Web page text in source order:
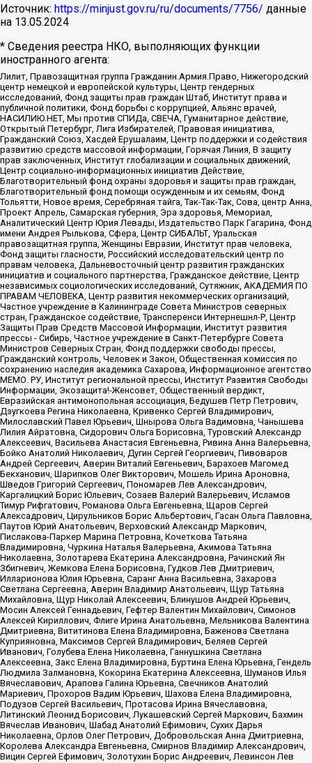
Источник: https://minjust.gov.ru/ru/documents/7756/ данные
на 13.05.2024
* Сведения реестра НКО, выполняющих функции
иностранного агента:
Лилит, Правозащитная группа Гражданин.Армия.Право, Нижегородский
центр немецкой и европейской культуры, Центр гендерных
исследований, Фонд защиты прав граждан Штаб, Институт права и
публичной политики, Фонд борьбы с коррупцией, Альянс врачей,
НАСИЛИЮ.НЕТ, Мы против СПИДа, СВЕЧА, Гуманитарное действие,
Открытый Петербург, Лига Избирателей, Правовая инициатива,
Гражданский Союз, Хасдей Ерушалаим, Центр поддержки и содействия
развитию средств массовой информации, Горячая Линия, В защиту
прав заключенных, Институт глобализации и социальных движений,
Центр социально-информационных инициатив Действие,
Благотворительный фонд охраны здоровья и защиты прав граждан,
Благотворительный фонд помощи осужденным и их семьям, Фонд
Тольятти, Новое время, Серебряная тайга, Так-Так-Так, Сова, центр Анна,
Проект Апрель, Самарская губерния, Эра здоровья, Мемориал,
Аналитический Центр Юрия Левады, Издательство Парк Гагарина, Фонд
имени Андрея Рылькова, Сфера, Центр СИБАЛЬТ, Уральская
правозащитная группа, Женщины Евразии, Институт прав человека,
Фонд защиты гласности, Российский исследовательский центр по
правам человека, Дальневосточный центр развития гражданских
инициатив и социального партнерства, Гражданское действие, Центр
независимых социологических исследований, Сутяжник, АКАДЕМИЯ ПО
ПРАВАМ ЧЕЛОВЕКА, Центр развития некоммерческих организаций,
Частное учреждение в Калининграде Совета Министров северных
стран, Гражданское содействие, Трансперенси Интернешнл-Р, Центр
Защиты Прав Средств Массовой Информации, Институт развития
прессы - Сибирь, Частное учреждение в Санкт-Петербурге Совета
Министров Северных Стран, Фонд поддержки свободы прессы,
Гражданский контроль, Человек и Закон, Общественная комиссия по
сохранению наследия академика Сахарова, Информационное агентство
МЕМО. РУ, Институт региональной прессы, Институт Развития Свободы
Информации, Экозащита!-Женсовет, Общественный вердикт,
Евразийская антимонопольная ассоциация, Бедушев Петр Петрович,
Дзугкоева Регина Николаевна, Кривенко Сергей Владимирович,
Милославский Павел Юрьевич, Шнырова Ольга Вадимовна, Чанышева
Лилия Айратовна, Сидорович Ольга Борисовна, Туровский Александр
Алексеевич, Васильева Анастасия Евгеньевна, Ривина Анна Валерьевна,
Бойко Анатолий Николаевич, Дугин Сергей Георгиевич, Пивоваров
Андрей Сергеевич, Аверин Виталий Евгеньевич, Барахоев Магомед
Бекханович, Шарипков Олег Викторович, Мошель Ирина Ароновна,
Шведов Григорий Сергеевич, Пономарев Лев Александрович,
Каргалицкий Борис Юльевич, Созаев Валерий Валерьевич, Исламов
Тимур Рифгатович, Романова Ольга Евгеньевна, Щаров Сергей
Алексадрович, Цирульников Борис Альбертович, Гасан Ольга Павловна,
Паутов Юрий Анатольевич, Верховский Александр Маркович,
Пислакова-Паркер Марина Петровна, Кочеткова Татьяна
Владимировна, Чуркина Наталья Валерьевна, Акимова Татьяна
Николаевна, Золотарева Екатерина Александровна, Рачинский Ян
Збигневич, Жемкова Елена Борисовна, Гудков Лев Дмитриевич,
Илларионова Юлия Юрьевна, Саранг Анна Васильевна, Захарова
Светлана Сергеевна, Аверин Владимир Анатольевич, Щур Татьяна
Михайловна, Щур Николай Алексеевич, Блинушов Андрей Юрьевич,
Мосин Алексей Геннадьевич, Гефтер Валентин Михайлович, Симонов
Алексей Кириллович, Флиге Ирина Анатольевна, Мельникова Валентина
Дмитриевна, Вититинова Елена Владимировна, Баженова Светлана
Куприяновна, Максимов Сергей Владимирович, Беляев Сергей
Иванович, Голубева Елена Николаевна, Ганнушкина Светлана
Алексеевна, Закс Елена Владимировна, Буртина Елена Юрьевна, Гендель
Людмила Залмановна, Кокорина Екатерина Алексеевна, Шуманов Илья
Вячеславович, Арапова Галина Юрьевна, Свечников Анатолий
Мариевич, Прохоров Вадим Юрьевич, Шахова Елена Владимировна,
Подузов Сергей Васильевич, Протасова Ирина Вячеславовна,
Литинский Леонид Борисович, Лукашевский Сергей Маркович, Бахмин
Вячеслав Иванович, Шабад Анатолий Ефимович, Сухих Дарья
Николаевна, Орлов Олег Петрович, Добровольская Анна Дмитриевна,
Королева Александра Евгеньевна, Смирнов Владимир Александрович,
Вицин Сергей Ефимович, Золотухин Борис Андреевич, Левинсон Лев